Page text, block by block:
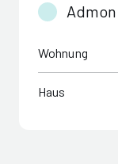
Wohnung
Haus